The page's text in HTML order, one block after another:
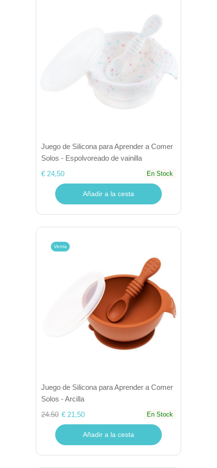
Juego de Silicona para Aprender a Comer
Solos - Espolvoreado de vainilla
€ 24,50
En Stock
Añadir a la cesta
Venta
Juego de Silicona para Aprender a Comer
Solos - Arcilla
24.50 € 21,50 En Stock
Añadir a la cesta